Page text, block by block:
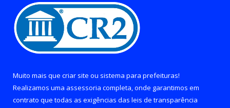
Muito mais que criar site ou sistema para prefeituras!
Realizamos uma assessoria completa, onde garantimos em
contrato que todas as exigências das leis de transparência